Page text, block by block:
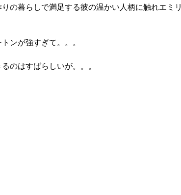
りの暮らしで満足する彼の温かい人柄に触れエミ
ンが強すぎて。。。
のはすばらしいが。。。